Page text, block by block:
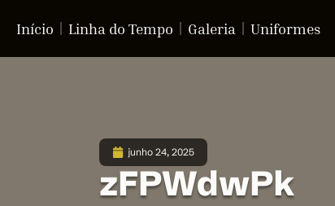
Início Linha do Tempo Galeria Uniformes
junho 24, 2025
zFPWdwPk